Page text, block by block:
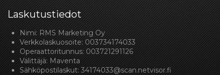
Laskutustiedot
Nimi: RMS Marketing Oy
Verkkolaskuosoite: 003734174033
Operaattoritunnus: 003721291126
Välittäjä: Maventa
Sähköpostilaskut:34174033@scan.netvisor.fi